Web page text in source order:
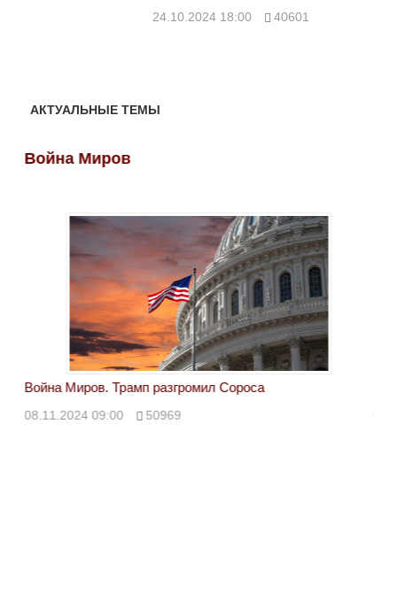
40601
АКТУАЛЬНЫЕ ТЕМЫ
Война Миров
Война Миров. Трамп разгромил Сороса
08.11.2024 09:00 50969